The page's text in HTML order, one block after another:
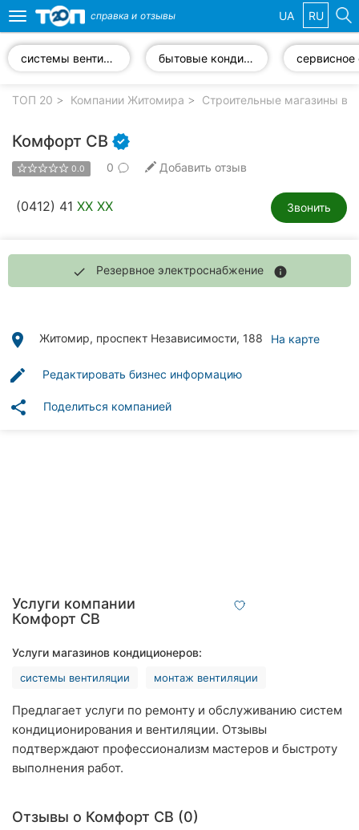
компании
Ветеринарные
Рестораны
Житомир
Винница
Ровно
Одесса
Toggle
navigation
справка и отзывы UA RU
системы вентиляции бытовые кондиционеры
ТОП 20 Компании Житомира Строительные магазины в
Комфорт СВ
0.0 0 Добавить отзыв
(0412) 41 XX XX Звонить
done Резервное электроснабжение info
place Житомир, проспект Независимости, 188 На карте
edit Редактировать бизнес информацию
share Поделиться компанией
Услуги компании
Комфорт СВ
Услуги магазинов кондиционеров:
системы вентиляции монтаж вентиляции
Предлагает услуги по ремонту и обслуживанию систем
кондиционирования и вентиляции. Отзывы
подтверждают профессионализм мастеров и быстроту
выполнения работ.
Отзывы о Комфорт СВ (0)